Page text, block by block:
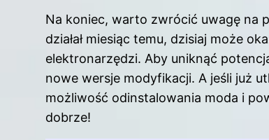
Na koniec, warto zwrócić uwagę na
działał miesiąc temu, dzisiaj może
elektronarzędzi. Aby uniknąć
nowe wersje modyfikacji. A jeśli już
możliwość odinstalowania moda i
dobrze!